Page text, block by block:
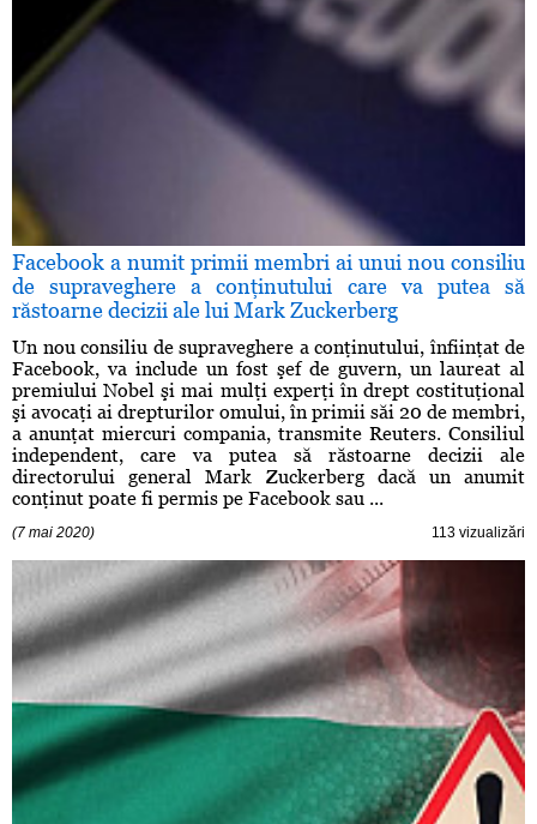
Facebook a numit primii membri ai unui nou consiliu
de supraveghere a conţinutului care va putea să
răstoarne decizii ale lui Mark Zuckerberg
Un nou consiliu de supraveghere a conţinutului, înfiinţat de
Facebook, va include un fost şef de guvern, un laureat al
premiului Nobel şi mai mulţi experţi în drept costituţional
şi avocaţi ai drepturilor omului, în primii săi 20 de membri,
a anunţat miercuri compania, transmite Reuters. Consiliul
independent, care va putea să răstoarne decizii ale
directorului general Mark Zuckerberg dacă un anumit
conţinut poate fi permis pe Facebook sau ...
(7 mai 2020) 113 vizualizări